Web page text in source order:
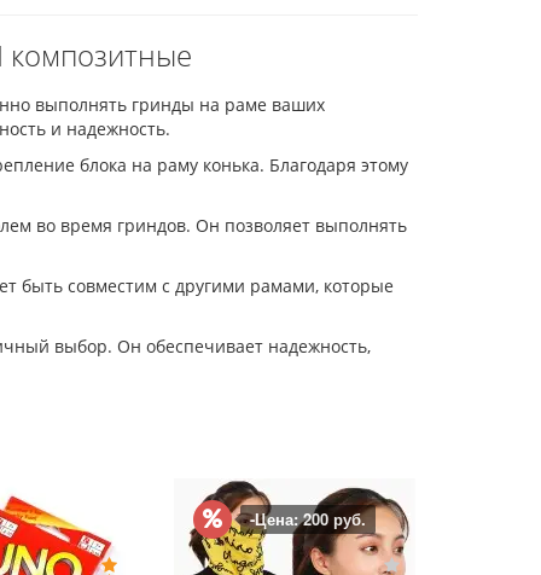
композитные
выполнять гринды на раме ваших
и надежность.
блока на раму конька. Благодаря этому
во время гриндов. Он позволяет выполнять
быть совместим с другими рамами, которые
выбор. Он обеспечивает надежность,